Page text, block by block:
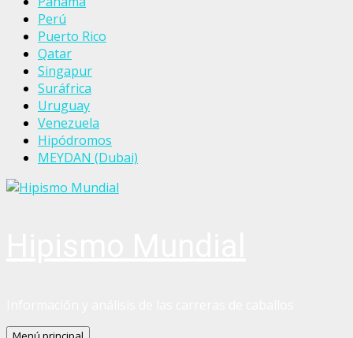
Perú
Puerto Rico
Qatar
Singapur
Suráfrica
Uruguay
Venezuela
Hipódromos
MEYDAN (Dubai)